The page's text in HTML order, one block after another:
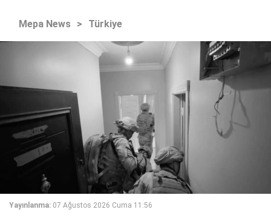
Mepa News > Türkiye
Yayınlanma: 07 Ağustos 2026 Cuma 11:56